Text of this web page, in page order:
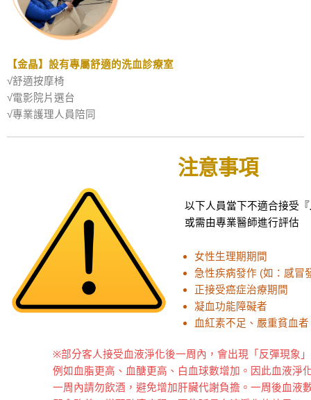
【金晶】設有專屬舒適的洗血診療室
√舒適按摩椅
√電影院片選台
√專業護理人員陪同
注意事項
以下人員當下不適合接受『
或需由專業醫師進行評估
女性生理期期間
急性疾病發作 (如：感冒
正接受癌症治療期間
凝血功能障礙者
血紅素不足、嚴重貧血者
※部分客人接受血液淨化後一周內，會出現「反彈現象
例如血脂更高、血醣更高、白血球數增加。因此血液淨
一周內請勿飲酒，避免增加肝臟代謝負擔。一周後血液